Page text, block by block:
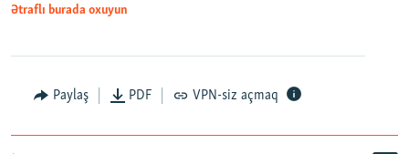
Ətraflı burada oxuyun
Paylaş PDF VPN-siz açmaq